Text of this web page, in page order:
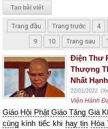
Tạo bài viết
Trang đầu Trang trước 4
9
10 Trang sau
Điện Thư
Thượng
Nhất
22/01/2022
Viện Hành
Giáo Hội Phật Giáo Tăng Già
cùng kính tiếc khi hay tin Hòa